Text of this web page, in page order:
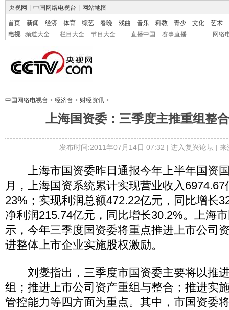
央视网 中国网络电视台 网站地图
首页 新闻 经济 体育 综艺 春晚 戏曲 音乐 科教 青少 文化
艺术
电视
频道大全 栏目大全 节目大全 直播中国 赛事直播 网络
中国网络电视台 > 经济台 > 财经资讯 >
上海国资委：三季度主推重组整
发布时间:2011年07月14日 07:32 | 进入复兴论坛| 来
上海市国资委昨日通报今年上半年国资
月，上海国资系统累计实现营业收入
23%；实现利润总额472.22亿元，同比增长
净利润215.74亿元，同比增长30.2%。上海
示，今年三季度国资委将重点推进上市公司
进整体上市企业实施股权激励。
刘燮指出，三季度市国资委主要将以推
组；推进上市公司资产重组与整合；推进实
管控能力等四方面为重点。其中，市国资委